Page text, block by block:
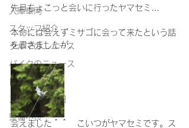
入庫車両
スタッフ紹介
クルマのニュース
バイクのニュース
日常
スタッフの休日
整備不良
先月ちょこっと会いに行ったヤマセミ…
本命には会えずミサゴに会って来たという話
を書きましたが、
会えました＾＾　こいつがヤマセミです。ス